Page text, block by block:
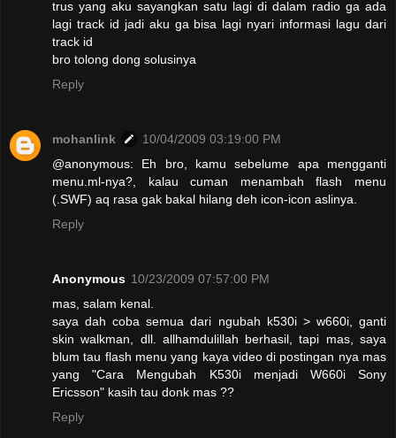
trus yang aku sayangkan satu lagi di dalam radio ga ada
lagi track id jadi aku ga bisa lagi nyari informasi lagu dari
track id
bro tolong dong solusinya
Reply
mohanlink
10/04/2009 03:19:00 PM
@anonymous: Eh bro, kamu sebelume apa mengganti
menu.ml-nya?, kalau cuman menambah flash menu
(.SWF) aq rasa gak bakal hilang deh icon-icon aslinya.
Reply
Anonymous 10/23/2009 07:57:00 PM
mas, salam kenal.
saya dah coba semua dari ngubah k530i > w660i, ganti
skin walkman, dll. allhamdulillah berhasil, tapi mas, saya
blum tau flash menu yang kaya video di postingan nya mas
yang "Cara Mengubah K530i menjadi W660i Sony
Ericsson" kasih tau donk mas ??
Reply